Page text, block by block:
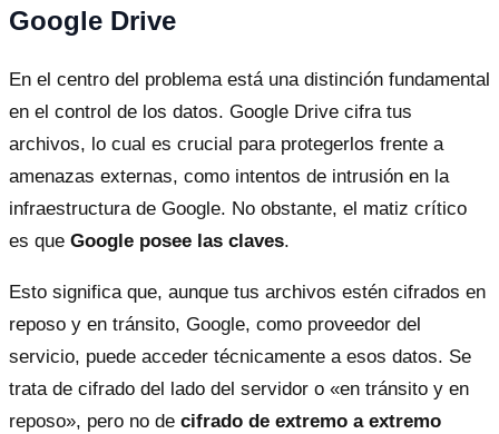
Google Drive
En el centro del problema está una distinción fundamental
en el control de los datos. Google Drive cifra tus
archivos, lo cual es crucial para protegerlos frente a
amenazas externas, como intentos de intrusión en la
infraestructura de Google. No obstante, el matiz crítico
es que Google posee las claves.
Esto significa que, aunque tus archivos estén cifrados en
reposo y en tránsito, Google, como proveedor del
servicio, puede acceder técnicamente a esos datos. Se
trata de cifrado del lado del servidor o «en tránsito y en
reposo», pero no de cifrado de extremo a extremo